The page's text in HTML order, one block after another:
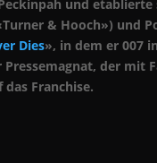
und
& Hooch») und
Dies», in dem er 007
der mit
Franchise.